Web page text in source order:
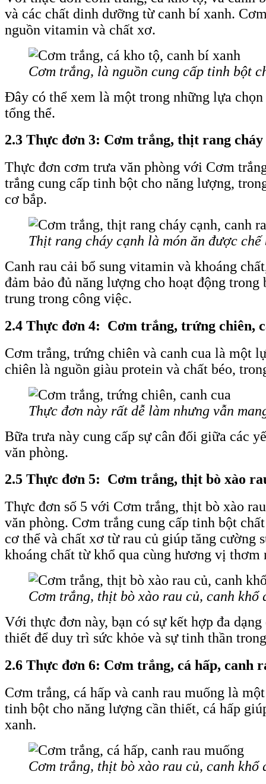
và các chất dinh dưỡng từ canh bí xanh.
nguồn vitamin và chất xơ.
Cơm trắng, là nguồn cung cấp tinh bột
Đây có thể xem là một trong những lựa
tổng thể.
2.3 Thực đơn 3: Cơm trắng, thịt rang
Thực đơn cơm trưa văn phòng với Cơm
trắng cung cấp tinh bột cho năng lượng,
cơ bắp.
Thịt rang cháy cạnh là món ăn được
Canh rau cải bổ sung vitamin và khoáng
đảm bảo đủ năng lượng cho hoạt động
trung trong công việc.
2.4 Thực đơn 4: Cơm trắng, trứng chiên,
Cơm trắng, trứng chiên và canh cua là một
chiên là nguồn giàu protein và chất béo,
Thực đơn này rất dễ làm nhưng vẫn
Bữa trưa này cung cấp sự cân đối giữa các
văn phòng.
2.5 Thực đơn 5: Cơm trắng, thịt bò xào
Thực đơn số 5 với Cơm trắng, thịt bò xào
văn phòng. Cơm trắng cung cấp tinh bột
cơ thể và chất xơ từ rau củ giúp tăng cường
khoáng chất từ khổ qua cùng hương vị
Cơm trắng, thịt bò xào rau củ, canh
Với thực đơn này, bạn có sự kết hợp đa
thiết để duy trì sức khỏe và sự tinh thần
2.6 Thực đơn 6: Cơm trắng, cá hấp, canh
Cơm trắng, cá hấp và canh rau muống là
tinh bột cho năng lượng cần thiết, cá hấp
xanh.
Cơm trắng, thịt bò xào rau củ, canh